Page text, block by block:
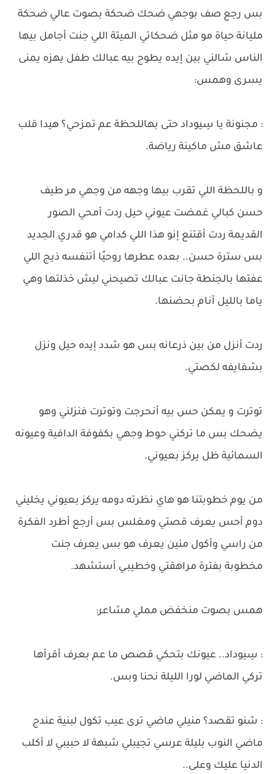
بس رجع صف بوجهي ضحك ضحكة بصوت عالي ضحكة
مليانة حياة مو مثل ضحكاتي الميتة اللي جنت أجامل بيها
الناس شالني بين إيده يطوح بيه عبالك طفل يهزه يمنى
يسرى وهمس:
: مجنونة يا سِيوداد حتى بهاللحظة عم تمزحي؟ هيدا قلب
عاشق مش ماكينة رياضة.
و باللحظة اللي تقرب بيها وجهه من وجهي مر طيف
حسن كبالي غمضت عيوني حيل ردت أمحي الصور
القديمة ردت أقتنع إنو هذا اللي كدامي هو قدري الجديد
بس سترة حسن.. بعده عطرها روحيًا أتنفسه ذيج اللي
عفتها بالجنطة جانت عبالك تصيحني ليش خذلتها وهي
ياما بالليل أنام بحضنها.
ردت أنزل من بين ذرعانه بس هو شدد إيده حيل ونزل
بشفايفه لكصتي.
توترت و يمكن حس بيه أنحرجت وتوترت فنزلني وهو
يضحك بس ما تركني حوط وجهي بكفوفة الدافية وعيونه
السمائية ظل يركز بعيوني.
من يوم خطوبتنا هو هاي نظرته دومه يركز بعيوني يخليني
دوم أحس يعرف قصتي ومغلس بس أرجع أطرد الفكرة
من راسي وأكول منين يعرف هو بس يعرف جنت
مخطوبة بفترة مراهقتي وخطيبـي أستشهد.
همس بصوت منخفض مملي مشاعر:
: سِيوداد.. عيونك بتحكي قصص ما عم بعرف أقرأها
تركي الماضي لورا الليلة نحنا وبس.
: شنو تقصد؟ منيلي ماضي ترى عيب تكول لبنية عندج
ماضي النوب بليلة عرسي تجيبلي شبهة لا حبيبي لا أكلب
الدنيا عليك وعلى..